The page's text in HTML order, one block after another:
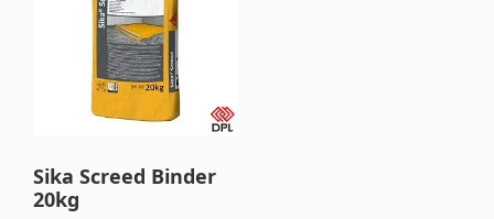
Sika Screed Binder
20kg